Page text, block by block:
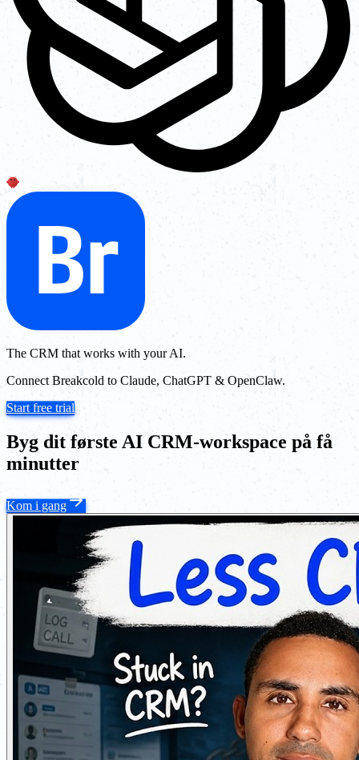
The CRM that works with your AI.
Connect Breakcold to Claude, ChatGPT & OpenClaw.
Start free trial
Byg dit første AI CRM-workspace på få
minutter
Kom i gang